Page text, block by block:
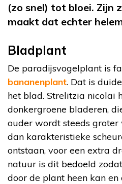
(zo snel) tot bloei. Zijn
maakt dat echter
Bladplant
De paradijsvogelplant is
bananenplant. Dat is
het blad. Strelitzia nicolai
donkergroene bladeren,
ouder wordt steeds groter
dan karakteristieke
ontstaan, voor een extra
natuur is dit bedoeld
door de plant heen kan